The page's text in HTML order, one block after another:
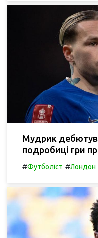
Мудрик
подробиці гри
#Футболіст #Лондон